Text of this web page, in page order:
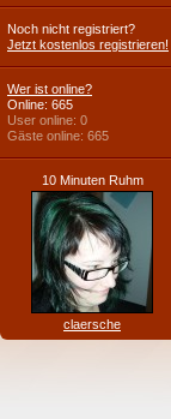
Noch nicht registriert?
Jetzt kostenlos registrieren!
Wer ist online?
Online: 665
User online: 0
Gäste online: 665
10 Minuten Ruhm
claersche